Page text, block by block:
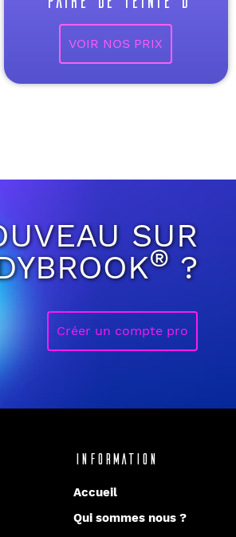
VOIR NOS PRIX
SUR
®?
Créer un compte pro
Information
Accueil
Qui sommes nous ?